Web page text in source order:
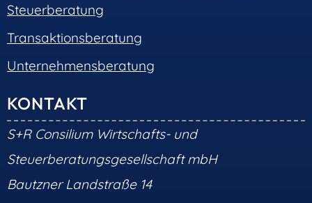
Steuerberatung
Transaktionsberatung
Unternehmensberatung
KONTAKT
S+R Consilium Wirtschafts- und
Steuerberatungsgesellschaft mbH
Bautzner Landstraße 14